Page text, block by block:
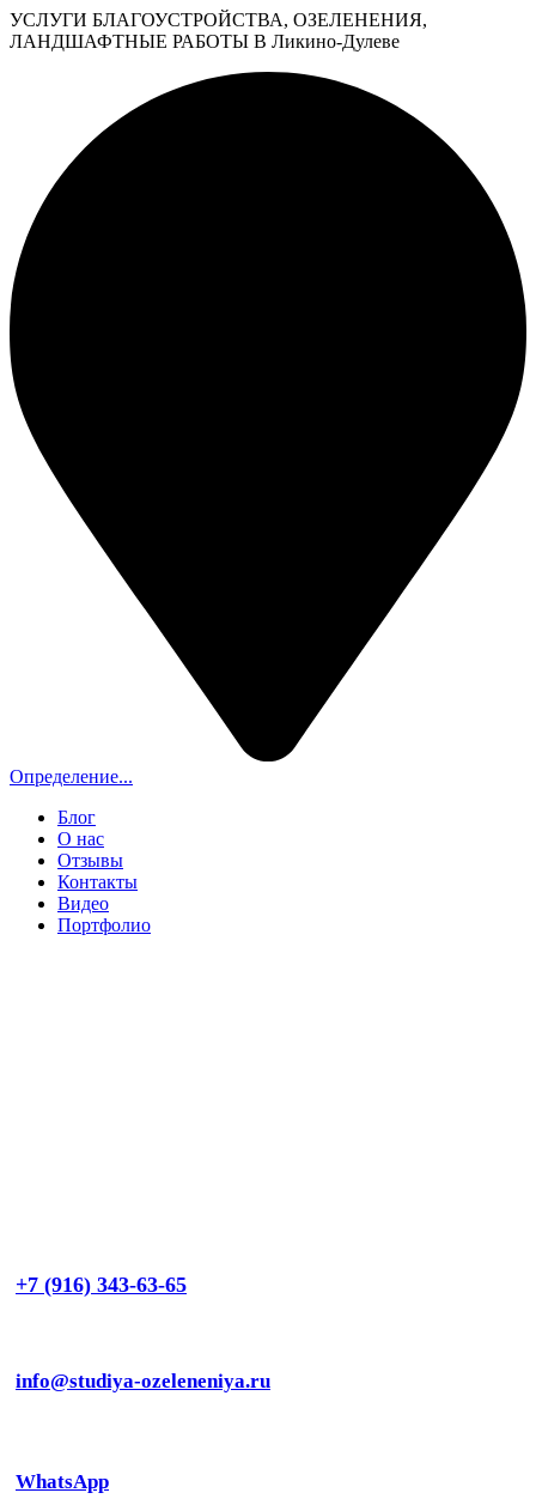
УСЛУГИ БЛАГОУСТРОЙСТВА, ОЗЕЛЕНЕНИЯ,
ЛАНДШАФТНЫЕ РАБОТЫ В Ликино-Дулеве
Определение...
Блог
О нас
Отзывы
Контакты
Видео
Портфолио
+7 (916) 343-63-65
info@studiya-ozeleneniya.ru
WhatsApp